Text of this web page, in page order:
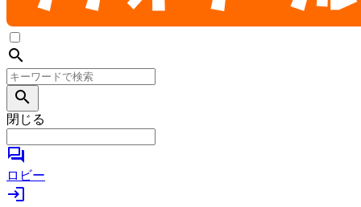
search
search
閉じる
forum
ロビー
login